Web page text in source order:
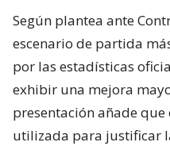
Según plantea ante
escenario de partida
por las estadísticas
exhibir una mejora
presentación añade
utilizada para justificar